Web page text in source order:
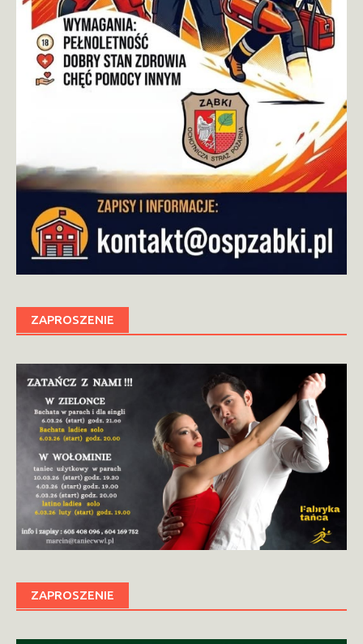
ZAPROSZENIE
ZAPROSZENIE